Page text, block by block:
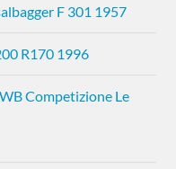
F 301 1957
R170 1996
Competizione Le